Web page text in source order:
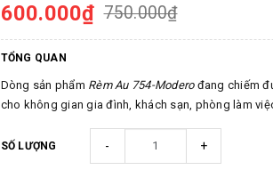
600.000₫ 750.000₫
TỔNG QUAN
Dòng sản phẩm Rèm Au 754-Moderođang chiếm
cho không gian gia đình, khách sạn, phòng làm
SỐ LƯỢNG - +